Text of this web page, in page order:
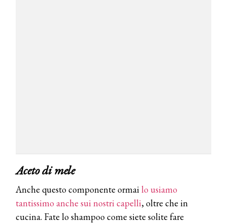
Aceto di mele
Anche questo componente ormailo usiamo
tantissimo anche sui nostri capelli, oltre che in
cucina. Fate lo shampoo come siete solite fare